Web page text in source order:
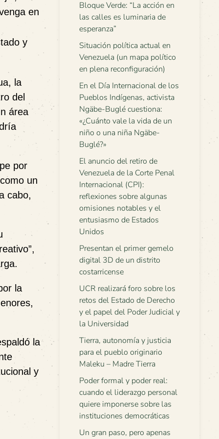
en
y
la
del
área
por
un
cabo,
la
la
y
Bloque Verde: “La acción en
las calles es luminaria de
esperanza”
Situación política actual en
Venezuela (un mapa político
en plena reconfiguración)
En el Día Internacional de los
Pueblos Indígenas, activista
Ngäbe-Buglé cuestiona:
«¿Cuánto vale la vida de un
niño o una niña Ngäbe-
Buglé?»
El anuncio del retiro de
Venezuela de la Corte Penal
Internacional (CPI):
reflexiones sobre algunas
omisiones notables y el
entusiasmo de Estados
Unidos
Presentan el primer gemelo
digital 3D de un distrito
costarricense
UCR realizará foro sobre los
retos del Estado de Derecho
y el papel del Poder Judicial y
la Universidad
Tierra, autonomía y justicia
para el pueblo originario
Maleku – Madre Tierra
Poder formal y poder real:
cuando el liderazgo personal
quiere imponerse sobre las
instituciones democráticas
Un gran paso, pero apenas